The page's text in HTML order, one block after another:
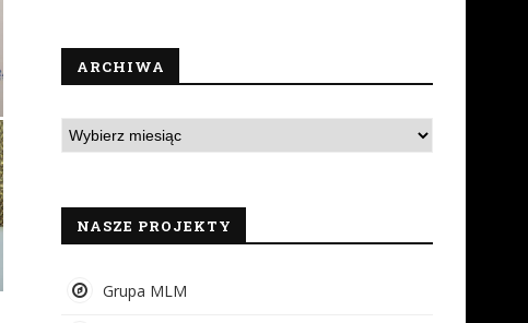
ARCHIWA
NASZE PROJEKTY
Grupa MLM